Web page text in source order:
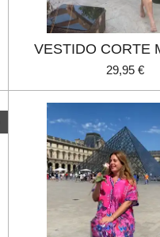
VESTIDO CORTE
29,95 €